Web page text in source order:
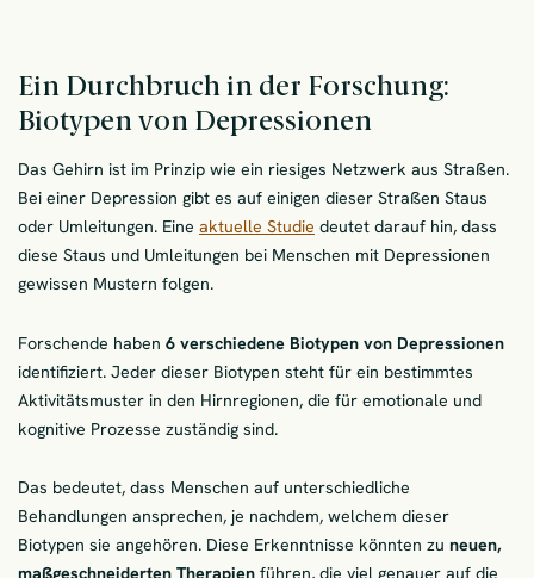
Ein Durchbruch in der Forschung:
Biotypen von Depressionen
Das Gehirn ist im Prinzip wie ein riesiges Netzwerk aus Straßen.
Bei einer Depression gibt es auf einigen dieser Straßen Staus
oder Umleitungen. Eine aktuelle Studie deutet darauf hin, dass
diese Staus und Umleitungen bei Menschen mit Depressionen
gewissen Mustern folgen.
Forschende haben 6 verschiedene Biotypen von Depressionen
identifiziert. Jeder dieser Biotypen steht für ein bestimmtes
Aktivitätsmuster in den Hirnregionen, die für emotionale und
kognitive Prozesse zuständig sind.
Das bedeutet, dass Menschen auf unterschiedliche
Behandlungen ansprechen, je nachdem, welchem dieser
Biotypen sie angehören. Diese Erkenntnisse könnten zu neuen,
maßgeschneiderten Therapien führen, die viel genauer auf die